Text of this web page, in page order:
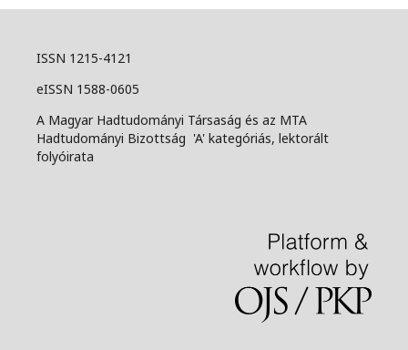
ISSN 1215-4121
eISSN 1588-0605
A Magyar Hadtudományi Társaság és az MTA
Hadtudományi Bizottság 'A' kategóriás, lektorált
folyóirata